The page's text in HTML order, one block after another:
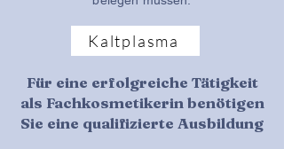
Kaltplasma
Für eine erfolgreiche Tätigkeit
als Fachkosmetikerin benötigen
Sie eine qualifizierte Ausbildung